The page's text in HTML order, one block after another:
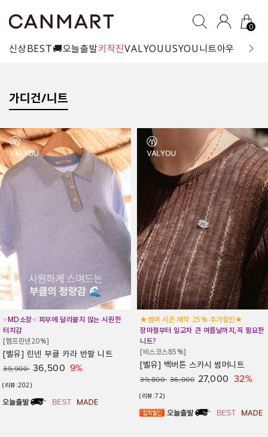
0
신상BEST🚚오늘출발키작진VALYOUUSYOU니트아우터 블라
가디건/니트
★썸머 시즌 제작 25% 추가할인★
장마철부터 일교차 큰 여름날까지,꼭 필요한
니트?
[비스코스85%]
[벨유] 백버튼 스카시 썸머니트
★제작 18% 추가할인★
#살안타템 #군살커버 #국내제작 #에어컨
앞 필수템
[벨유] 슬러시 쿨 펜던트 가디건
32,900 29,900 24,60025%
(리뷰:194)